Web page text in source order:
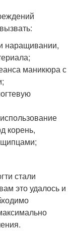
наращивании,
маникюра с
корень,
стали
это удалось и